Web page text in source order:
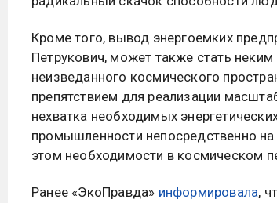
Кроме того, вывод энергоемких
Петрукович, может также стать
неизведанного космического
препятствием для реализации
нехватка необходимых
промышленности непосредственно на
этом необходимости в космическом
Ранее «ЭкоПравда» информировала,